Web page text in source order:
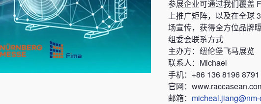
参展企业可通过我们覆盖
上推广矩阵，以及在全球
场宣传，获得全方位品牌
组委会联系方式
主办方：纽伦堡飞马展览
联系人：Michael
手机：+86 136 8196 8791
官网：
邮箱：